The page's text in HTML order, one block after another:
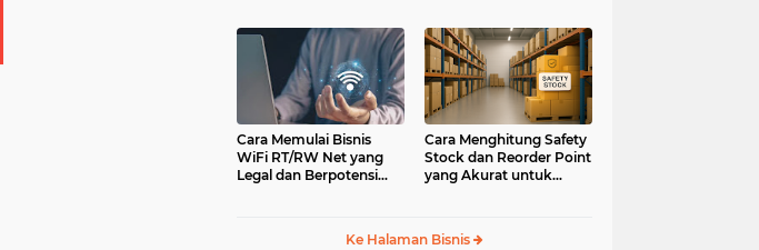
Cara Memulai Bisnis
WiFi RT/RW Net yang
Legal dan Berpotensi
Cara Menghitung Safety
Stock dan Reorder Point
yang Akurat untuk
Ke Halaman Bisnis